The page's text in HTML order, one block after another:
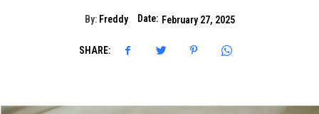
By: Freddy Date: February 27, 2025
SHARE: